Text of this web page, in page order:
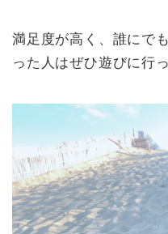
満足度が高く、誰にで
った人はぜひ遊びに行